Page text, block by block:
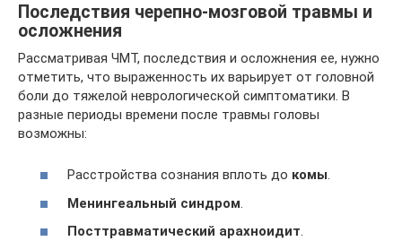
Последствия черепно-мозговой травмы и
осложнения
Рассматривая ЧМТ, последствия и осложнения ее, нужно
отметить, что выраженность их варьирует от головной
боли до тяжелой неврологической симптоматики. В
разные периоды времени после травмы головы
возможны:
Расстройства сознания вплоть до комы.
Менингеальный синдром.
Посттравматический арахноидит.